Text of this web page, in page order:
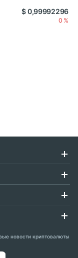
$ 0,99992296
0 %
новости криптовалюты